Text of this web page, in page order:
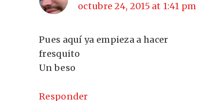
octubre 24, 2015 at 1:41 pm
Pues aquí ya empieza a hacer
fresquito
Un beso
Responder